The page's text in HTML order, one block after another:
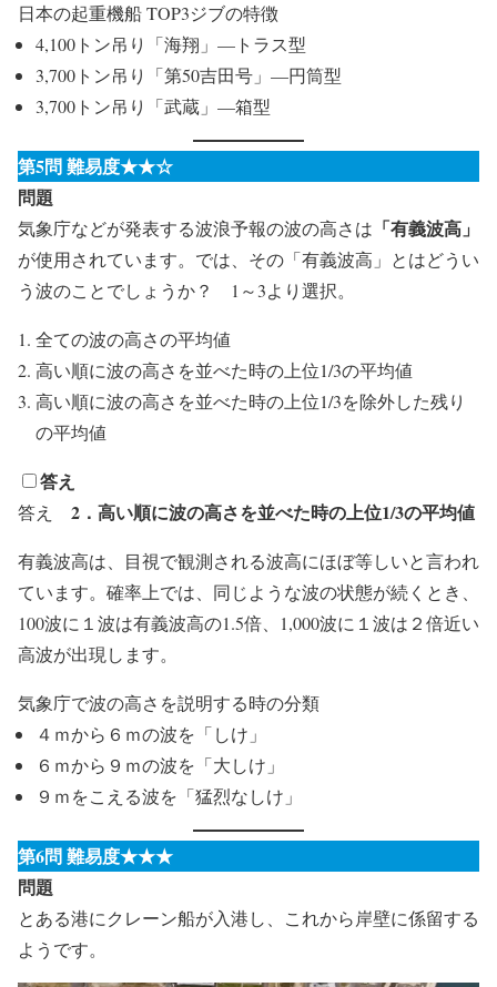
日本の起重機船 TOP3ジブの特徴
4,100トン吊り「海翔」—トラス型
3,700トン吊り「第50吉田号」—円筒型
3,700トン吊り「武蔵」—箱型
第5問 難易度★★☆
問題
気象庁などが発表する波浪予報の波の高さは 「有義波高」
が使用されています。では、その「有義波高」とはどうい
う波のことでしょうか？ 1～3より選択。
全ての波の高さの平均値
高い順に波の高さを並べた時の上位1/3の平均値
高い順に波の高さを並べた時の上位1/3を除外した残り
の平均値
答え
答え 2．高い順に波の高さを並べた時の上位1/3の平均値
有義波高は、目視で観測される波高にほぼ等しいと言われ
ています。確率上では、同じような波の状態が続くとき、
100波に１波は有義波高の1.5倍、1,000波に１波は２倍近い
高波が出現します。
気象庁で波の高さを説明する時の分類
４ｍから６ｍの波を「しけ」
６ｍから９ｍの波を「大しけ」
９ｍをこえる波を「猛烈なしけ」
第6問 難易度★★★
問題
とある港にクレーン船が入港し、これから岸壁に係留する
ようです。